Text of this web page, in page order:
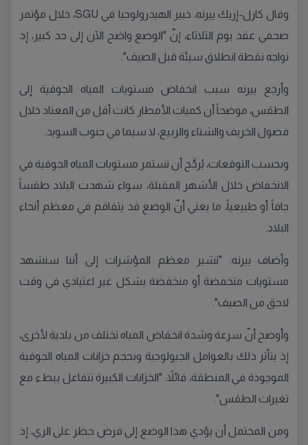
وقال كارل-إريك ييرنه، خبير الهيدرولوجيا في SGU، خلال مؤتمر
صحفي عقد يوم الثلاثاء، إنّ "الوضع واضح الآن إلى حد كبير، إذ
نواجه نقطة انطلاق سيئة قبل الصيف".
وأرجع ييرنه سبب انخفاض مستويات المياه الجوفية إلى
الطقس، موضحاً أن كميات الأمطار كانت أقل من المعتاد خلال
فصول الخريف والشتاء والربيع، لا سيما في جنوب السويد.
وبحسب التوقعات، يُرجَّح أن تستمر مستويات المياه الجوفية في
الانخفاض خلال الأشهر المقبلة، سواء شهدت البلاد طقساً
جافاً أو طبيعياً، ما يعني أنّ الوضع قد يتفاقم في معظم أنحاء
البلاد.
وأضاف ييرنه: "تشير معظم المؤشرات إلى أننا سنشهد
مستويات منخفضة أو منخفضة بشكل غير اعتيادي في وقت
لاحق من الصيف".
وأوضح أنّ سرعة وشدة انخفاض المياه تختلف من بلدية لأخرى،
إذ يتأثر ذلك بالعوامل الجيولوجية وبحجم خزانات المياه الجوفية
الموجودة في المنطقة، قائلاً: "الخزانات الكبيرة تتفاعل ببطء مع
تغيرات الطقس".
ومن المحتمل أن يؤدي هذا الوضع إلى فرض حظر على الري، إذ